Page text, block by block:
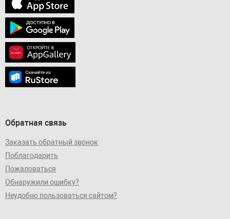
Обратная связь
Заказать обратный звонок
Поблагодарить
Пожаловаться
Обнаружили ошибку?
Неудобно пользоваться сайтом?